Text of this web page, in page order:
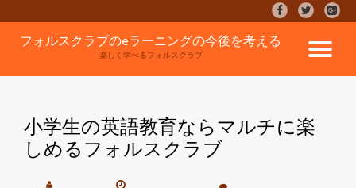
fa-
facebook
fa-
twitter
fa-
plus-
square
ナ
フォルスクラブのeラーニングの今後を考える
楽しく学べるフォルスクラブ
小学生の英語教育ならマルチに楽
しめるフォルスクラブ